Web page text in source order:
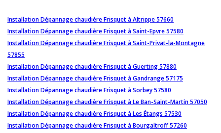
Installation Dépannage chaudière Frisquet à Altrippe 57660
Installation Dépannage chaudière Frisquet à Saint-Epvre 57580
Installation Dépannage chaudière Frisquet à Saint-Privat-la-Montagne
57855
Installation Dépannage chaudière Frisquet à Guerting 57880
Installation Dépannage chaudière Frisquet à Gandrange 57175
Installation Dépannage chaudière Frisquet à Sorbey 57580
Installation Dépannage chaudière Frisquet à Le Ban-Saint-Martin 57050
Installation Dépannage chaudière Frisquet à Les Étangs 57530
Installation Dépannage chaudière Frisquet à Bourgaltroff 57260